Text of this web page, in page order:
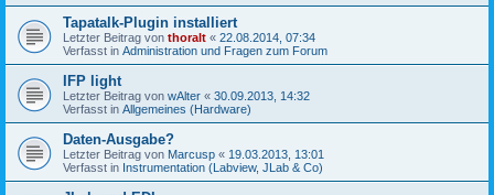
Tapatalk-Plugin installiert
Letzter Beitrag von thoralt « 22.08.2014, 07:34
Verfasst in Administration und Fragen zum Forum
IFP light
Letzter Beitrag von wAlter « 30.09.2013, 14:32
Verfasst in Allgemeines (Hardware)
Daten-Ausgabe?
Letzter Beitrag von Marcusp « 19.03.2013, 13:01
Verfasst in Instrumentation (Labview, JLab & Co)